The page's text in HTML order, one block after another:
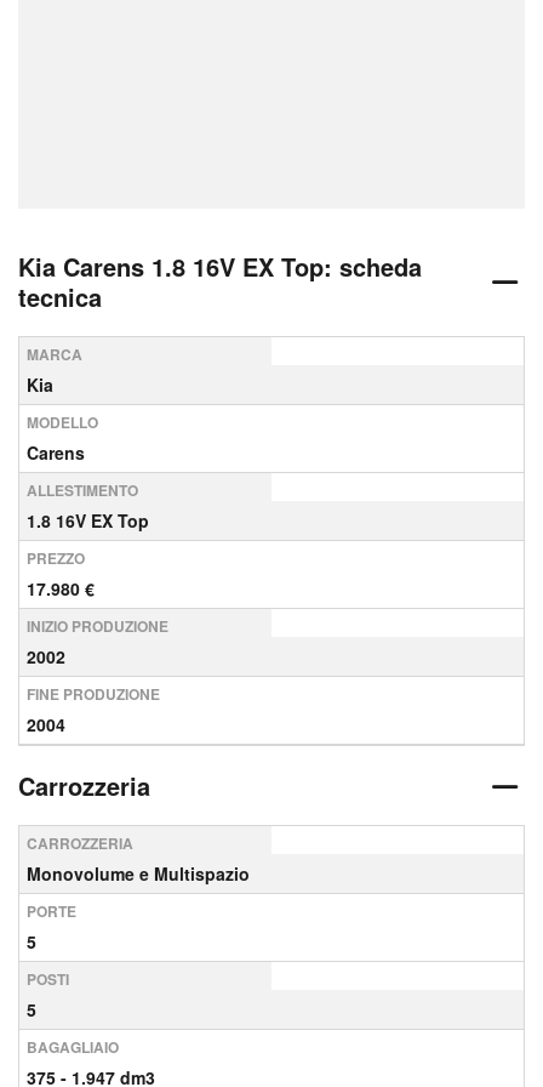
Kia Carens 1.8 16V EX Top: scheda
tecnica
MARCA
Kia
MODELLO
Carens
ALLESTIMENTO
1.8 16V EX Top
PREZZO
17.980 €
INIZIO PRODUZIONE
2002
FINE PRODUZIONE
2004
Carrozzeria
CARROZZERIA
Monovolume e Multispazio
PORTE
5
POSTI
5
BAGAGLIAIO
375 - 1.947 dm3